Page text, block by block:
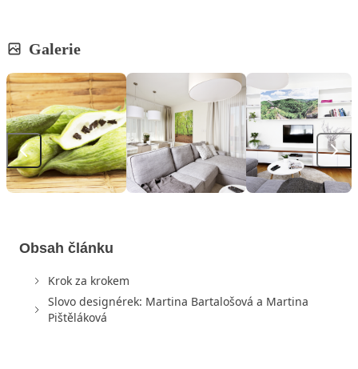
Galerie
Obsah článku
Krok za krokem
Slovo designérek: Martina Bartalošová a Martina
Pištěláková